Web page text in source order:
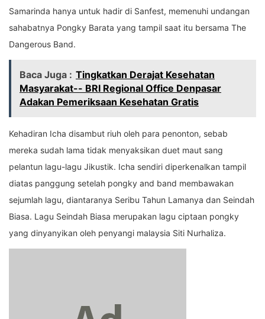
Samarinda hanya untuk hadir di Sanfest, memenuhi undangan
sahabatnya Pongky Barata yang tampil saat itu bersama The
Dangerous Band.
Baca Juga : Tingkatkan Derajat Kesehatan
Masyarakat-- BRI Regional Office Denpasar
Adakan Pemeriksaan Kesehatan Gratis
Kehadiran Icha disambut riuh oleh para penonton, sebab
mereka sudah lama tidak menyaksikan duet maut sang
pelantun lagu-lagu Jikustik. Icha sendiri diperkenalkan tampil
diatas panggung setelah pongky and band membawakan
sejumlah lagu, diantaranya Seribu Tahun Lamanya dan Seindah
Biasa. Lagu Seindah Biasa merupakan lagu ciptaan pongky
yang dinyanyikan oleh penyangi malaysia Siti Nurhaliza.